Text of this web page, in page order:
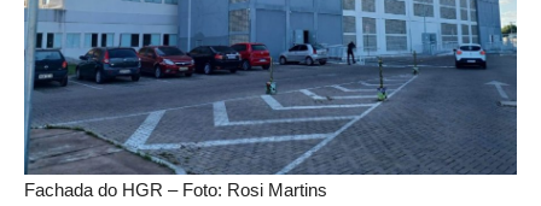
Fachada do HGR – Foto: Rosi Martins